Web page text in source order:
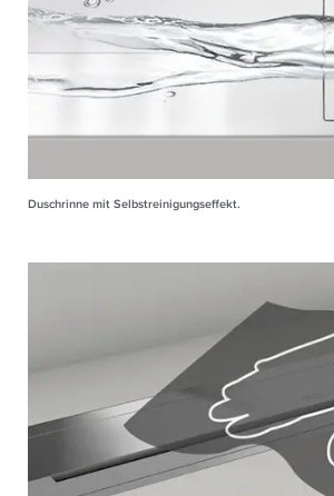
Duschrinne mit Selbstreinigungseffekt.